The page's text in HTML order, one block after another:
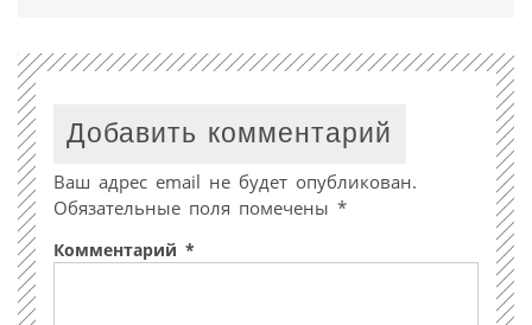
Добавить комментарий
Ваш адрес email не будет опубликован.
Обязательные поля помечены *
Комментарий *